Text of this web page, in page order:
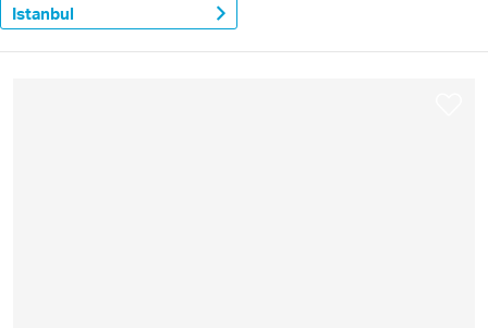
Istanbul